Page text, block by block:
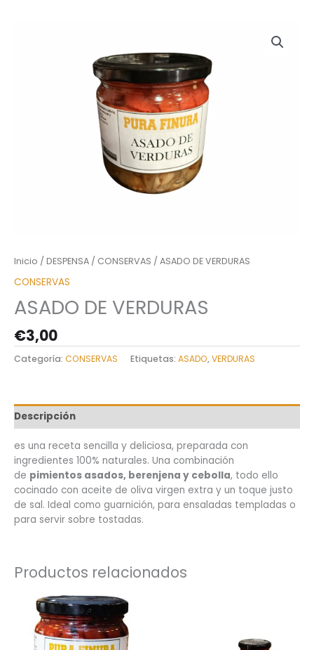
Inicio / DESPENSA / CONSERVAS / ASADO DE VERDURAS
CONSERVAS
ASADO DE VERDURAS
€3,00
Categoría: CONSERVAS Etiquetas: ASADO,VERDURAS
Descripción
es una receta sencilla y deliciosa, preparada con
ingredientes 100% naturales. Una combinación
de pimientos asados, berenjena y cebolla, todo ello
cocinado con aceite de oliva virgen extra y un toque justo
de sal. Ideal como guarnición, para ensaladas templadas o
para servir sobre tostadas.
Productos relacionados